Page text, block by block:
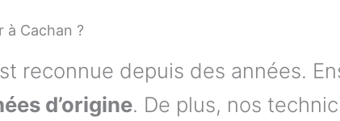
à Cachan ?
reconnue depuis des années.
d’origine. De plus, nos